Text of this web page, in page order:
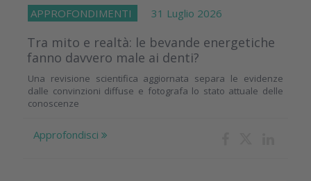
APPROFONDIMENTI 31 Luglio 2026
Tra mito e realtà: le bevande energetiche
fanno davvero male ai denti?
Una revisione scientifica aggiornata separa le evidenze
dalle convinzioni diffuse e fotografa lo stato attuale delle
conoscenze
Approfondisci